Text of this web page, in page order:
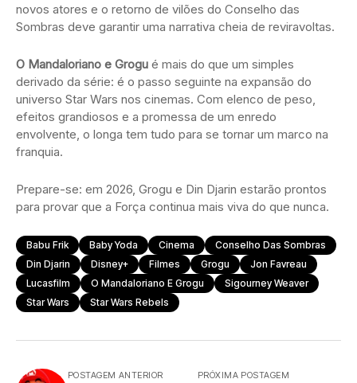
novos atores e o retorno de vilões do Conselho das
Sombras deve garantir uma narrativa cheia de reviravoltas.
O Mandaloriano e Grogu é mais do que um simples
derivado da série: é o passo seguinte na expansão do
universo Star Wars nos cinemas. Com elenco de peso,
efeitos grandiosos e a promessa de um enredo
envolvente, o longa tem tudo para se tornar um marco na
franquia.
Prepare-se: em 2026, Grogu e Din Djarin estarão prontos
para provar que a Força continua mais viva do que nunca.
Babu Frik Baby Yoda Cinema
Conselho Das Sombras
Din Djarin
Disney+ Filmes Grogu
Jon Favreau
Lucasfilm
O Mandaloriano E Grogu
Sigourney Weaver
Star Wars
Star Wars Rebels
POSTAGEM ANTERIOR PRÓXIMA POSTAGEM